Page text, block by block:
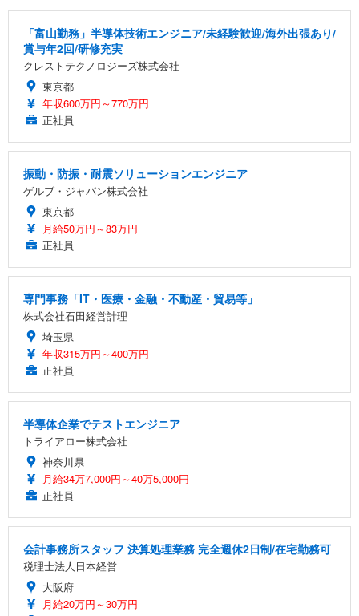
「富山勤務」半導体技術エンジニア/未経験歓迎/海外出張あり/
賞与年2回/研修充実
クレストテクノロジーズ株式会社
東京都
年収600万円～770万円
正社員
振動・防振・耐震ソリューションエンジニア
ゲルブ・ジャパン株式会社
東京都
月給50万円～83万円
正社員
専門事務「IT・医療・金融・不動産・貿易等」
株式会社石田経営計理
埼玉県
年収315万円～400万円
正社員
半導体企業でテストエンジニア
トライアロー株式会社
神奈川県
月給34万7,000円～40万5,000円
正社員
会計事務所スタッフ 決算処理業務 完全週休2日制/在宅勤務可
税理士法人日本経営
大阪府
月給20万円～30万円